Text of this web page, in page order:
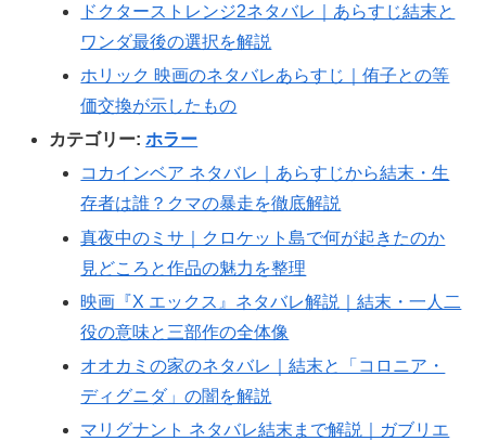
ドクターストレンジ2ネタバレ｜あらすじ結末と
ワンダ最後の選択を解説
ホリック 映画のネタバレあらすじ｜侑子との等
価交換が示したもの
カテゴリー:ホラー
コカインベア ネタバレ｜あらすじから結末・生
存者は誰？クマの暴走を徹底解説
真夜中のミサ｜クロケット島で何が起きたのか
見どころと作品の魅力を整理
映画『X エックス』ネタバレ解説｜結末・一人二
役の意味と三部作の全体像
オオカミの家のネタバレ｜結末と「コロニア・
ディグニダ」の闇を解説
マリグナント ネタバレ結末まで解説｜ガブリエ